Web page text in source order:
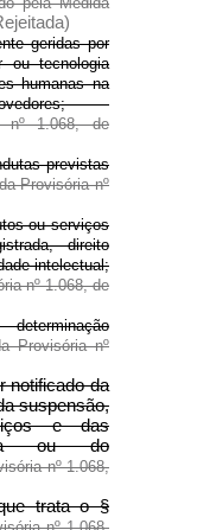
geridas por
ou tecnologia
humanas na
provedores;
nº 1.068, de
previstas
Provisória nº
ou serviços
direito
intelectual;
nº 1.068, de
Provisória nº
notificado da
suspensão,
e das
ou do
nº 1.068,
trata o §